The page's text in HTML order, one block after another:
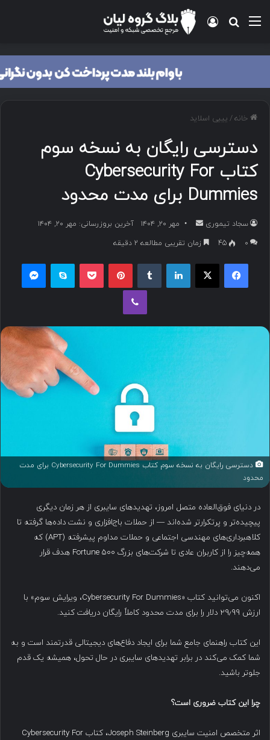
منو جستجو برای
ورود
خانه/ یییی اسلاید
دسترسی رایگان به نسخه سوم
کتاب Cybersecurity For
Dummies برای مدت محدود
سجاد تیموری
ر
ا
ا
مهر ۲۰, ۱۴۰۴
آخرین بروزرسانی: مهر ۲۰, ۱۴۰۴
۰
45 زمان تقریبی مطالعه 2 دقیقه
فیسبوک ایکس لینکداین پینتریست پاکت اسکایپ
وایبر
دسترسی رایگان به نسخه سوم کتاب Cybersecurity For Dummies برای مدت
محدود
در دنیای فوق‌العاده متصل امروز، تهدیدهای سایبری از هر زمان دیگری
پیچیده‌تر و پرتکرارتر شده‌اند — از حملات باج‌افزاری و نشت داده‌ها گرفته تا
کلاهبرداری‌های مهندسی اجتماعی و حملات مداوم پیشرفته (APT) که
همه‌چیز را از کاربران عادی تا شرکت‌های بزرگ Fortune 500 هدف قرار
می‌دهند.
اکنون می‌توانید کتاب «Cybersecurity For Dummies، ویرایش سوم» با
ارزش ۲۹٫۹۹ دلار را برای مدت محدود کاملاً رایگان دریافت کنید.
این کتاب راهنمای جامع شما برای ایجاد دفاع‌های دیجیتالی قدرتمند است و به
شما کمک می‌کند در برابر تهدیدهای سایبری در حال تحول، همیشه یک قدم
جلوتر باشید.
چرا این کتاب ضروری است؟
اثر متخصص امنیت سایبری Joseph Steinberg، کتاب Cybersecurity For